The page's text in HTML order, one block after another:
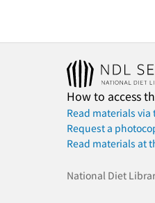
How to access
Read materials
Request a
Read materials at
National Diet